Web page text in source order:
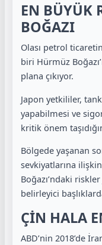
EN BÜYÜK
BOĞAZI
Olası petrol
biri Hürmüz
plana çıkıyor.
Japon yetkililer,
yapabilmesi ve
kritik önem
Bölgede yaşanan
sevkiyatlarına
Boğazı’ndaki
belirleyici
ÇİN HALA
ABD’nin 2018’de